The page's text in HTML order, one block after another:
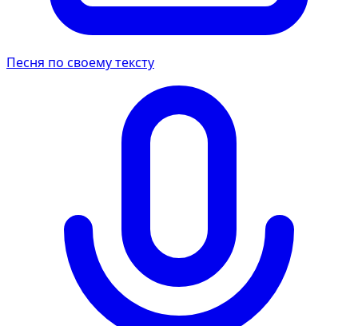
Песня по своему тексту